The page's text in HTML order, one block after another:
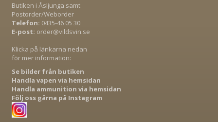
Butiken i Åsljunga samt
Postorder/Weborder
Telefon: 0435-46 05 30
E-post: order@vildsvin.se
Klicka på länkarna nedan
för mer information:
Se bilder från butiken
Handla vapen via hemsidan
Handla ammunition via hemsidan
Följ oss gärna på Instagram